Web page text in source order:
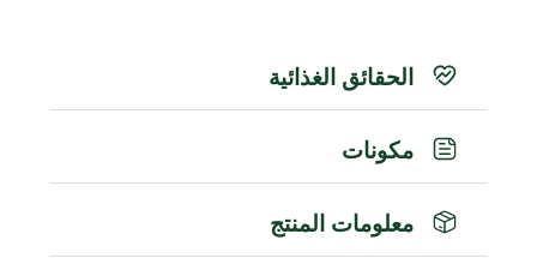
الحقائق الغذائية
مكونات
معلومات المنتج